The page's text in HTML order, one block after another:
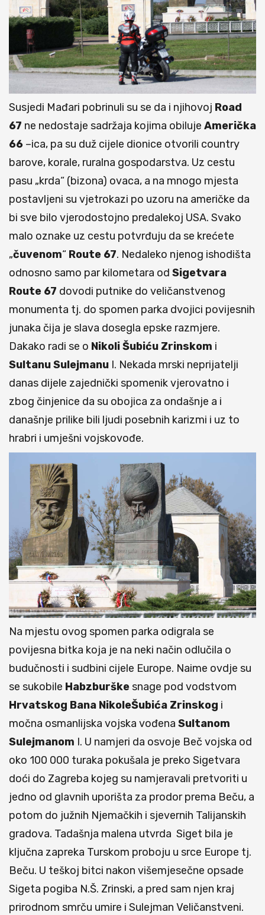
Susjedi Mađari pobrinuli su se da i njihovoj Road
67 ne nedostaje sadržaja kojima obiluje Američka
66 –ica, pa su duž cijele dionice otvorili country
barove, korale, ruralna gospodarstva. Uz cestu
pasu „krda“ (bizona) ovaca, a na mnogo mjesta
postavljeni su vjetrokazi po uzoru na američke da
bi sve bilo vjerodostojno predalekoj USA. Svako
malo oznake uz cestu potvrđuju da se krećete
„čuvenom“ Route 67. Nedaleko njenog ishodišta
odnosno samo par kilometara od Sigetvara
Route 67 dovodi putnike do veličanstvenog
monumenta tj. do spomen parka dvojici povijesnih
junaka čija je slava dosegla epske razmjere.
Dakako radi se o NikoliŠubiću Zrinskom i
SultanuSulejmanu I. Nekada mrski neprijatelji
danas dijele zajednički spomenik vjerovatno i
zbog činjenice da su obojica za ondašnje a i
današnje prilike bili ljudi posebnih karizmi i uz to
hrabri i umješni vojskovođe.
Na mjestu ovog spomen parka odigrala se
povijesna bitka koja je na neki način odlučila o
budučnosti i sudbini cijele Europe. Naime ovdje su
se sukobile Habzburškesnage pod vodstvom
Hrvatskog Bana NikoleŠubića Zrinskog i
močna osmanlijska vojska vođena Sultanom
Sulejmanom I. U namjeri da osvoje Beč vojska od
oko 100 000 turaka pokušala je preko Sigetvara
doći do Zagreba kojeg su namjeravali pretvoriti u
jedno od glavnih uporišta za prodor prema Beču, a
potom do južnih Njemačkih i sjevernih Talijanskih
gradova. Tadašnja malena utvrda Siget bila je
ključna zapreka Turskom proboju u srce Europe tj.
Beču. U teškoj bitci nakon višemjesečne opsade
Sigeta pogiba N.Š. Zrinski, a pred sam njen kraj
prirodnom smrču umire i Sulejman Veličanstveni.